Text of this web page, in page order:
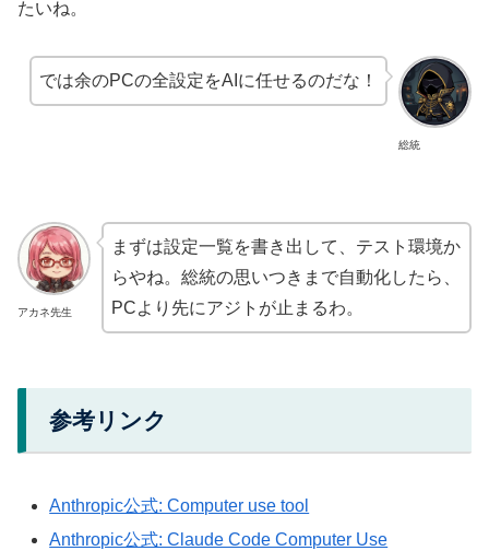
たいね。
総統
では余のPCの全設定をAIに任せるのだな！
アカネ先生
まずは設定一覧を書き出して、テスト環境か
らやね。総統の思いつきまで自動化したら、
PCより先にアジトが止まるわ。
参考リンク
Anthropic公式: Computer use tool
Anthropic公式: Claude Code Computer Use